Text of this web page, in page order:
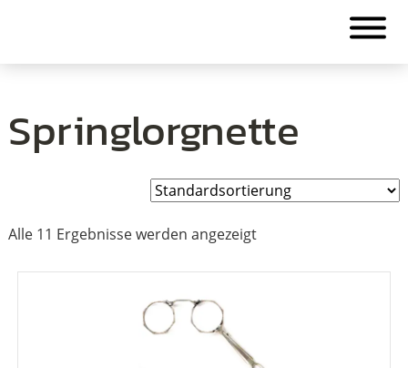
Springlorgnette
Alle 11 Ergebnisse werden angezeigt